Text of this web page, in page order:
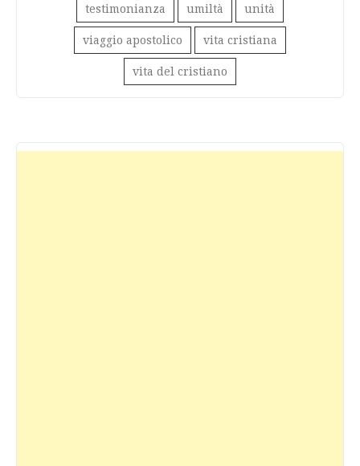
testimonianza umiltà unità
viaggio apostolico vita cristiana
vita del cristiano